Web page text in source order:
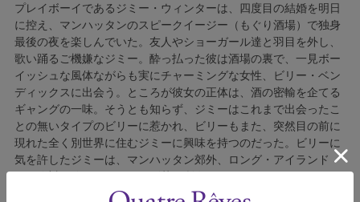
プレイボーイであるジミー・ウィンターは、四度目の結婚を明日
に控え、マンハッタンのスピークイージー（もぐり酒場）で独身
最後の夜を楽しんでいた。友人やショーガール達と羽目を外し、
歌い踊るご機嫌なジミー。酔っ払った彼は酒場の裏で、一見ボー
イッシュな風体ながらも実にチャーミングな女性、ビリー・ベン
ディックスに出会う。ところが彼女の正体は、酒の密輸を企てる
ギャングの一味。そうとも知らず、ジミーはこれまで出会ったこ
との無いタイプのビリーに惹かれ、ビリーもまた、突然目の前に
現れた全く別世界に住むジミーに興味を持つのだった。ビリーに
気を許したジミーは、マンハッタン郊外、ロング・アイランド
う。ジミーが口走ったその別荘を、酒の隠し場所に利用しようと